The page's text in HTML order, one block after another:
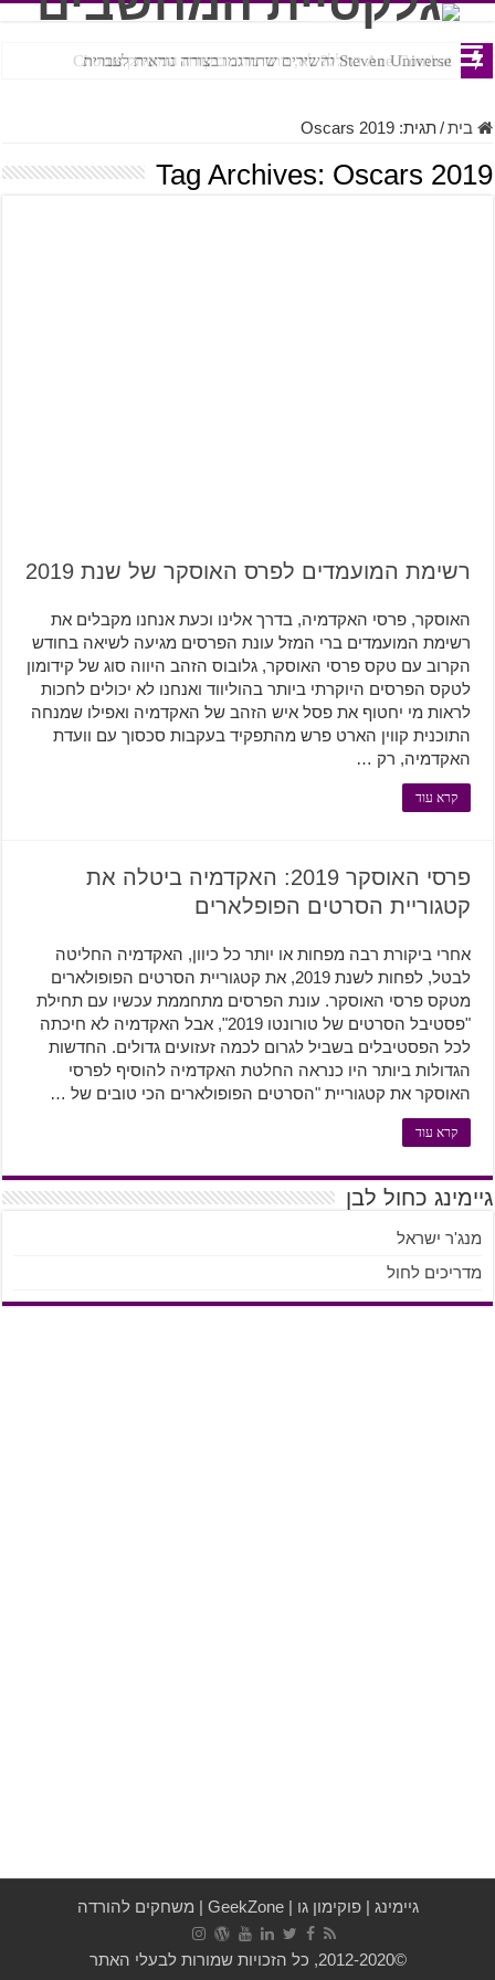
Ace Combat בחלל? לא, יותר מזה. ביקורת המשחק Chorus
Steven Universe והשירים שתורגמו בצורה נוראית לעברית
בית/תגית:Oscars 2019
Tag Archives: Oscars 2019
רשימת המועמדים לפרס האוסקר של שנת 2019
האוסקר, פרסי האקדמיה, בדרך אלינו וכעת אנחנו מקבלים את
רשימת המועמדים ברי המזל עונת הפרסים מגיעה לשיאה בחודש
הקרוב עם טקס פרסי האוסקר, גלובוס הזהב היווה סוג של קידומון
לטקס הפרסים היוקרתי ביותר בהוליווד ואנחנו לא יכולים לחכות
לראות מי יחטוף את פסל איש הזהב של האקדמיה ואפילו שמנחה
התוכנית קווין הארט פרש מהתפקיד בעקבות סכסוך עם וועדת
האקדמיה, רק …
קרא עוד
פרסי האוסקר 2019: האקדמיה ביטלה את
קטגוריית הסרטים הפופלארים
אחרי ביקורת רבה מפחות או יותר כל כיוון, האקדמיה החליטה
לבטל, לפחות לשנת 2019, את קטגוריית הסרטים הפופולארים
מטקס פרסי האוסקר. עונת הפרסים מתחממת עכשיו עם תחילת
"פסטיבל הסרטים של טורונטו 2019", אבל האקדמיה לא חיכתה
לכל הפסטיבלים בשביל לגרום לכמה זעזועים גדולים. החדשות
הגדולות ביותר היו כנראה החלטת האקדמיה להוסיף לפרסי
האוסקר את קטגוריית "הסרטים הפופולארים הכי טובים של …
קרא עוד
גיימינג כחול לבן
מנג'ר ישראל
מדריכים לחול
גיימינג |פוקימון גו |
GeekZone
| משחקים להורדה
©2012-2020, כל הזכויות שמורות לבעלי האתר